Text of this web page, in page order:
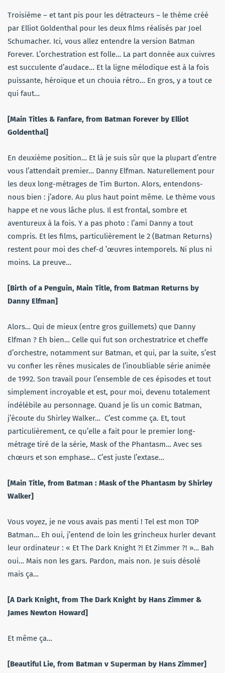
Troisième – et tant pis pour les détracteurs – le thème créé
par Elliot Goldenthal pour les deux films réalisés par Joel
Schumacher. Ici, vous allez entendre la version Batman
Forever. L’orchestration est folle… La part donnée aux cuivres
est succulente d’audace… Et la ligne mélodique est à la fois
puissante, héroïque et un chouia rétro… En gros, y a tout ce
qui faut…
[Main Titles & Fanfare, from Batman Forever by Elliot
Goldenthal]
En deuxième position… Et là je suis sûr que la plupart d’entre
vous l’attendait premier… Danny Elfman. Naturellement pour
les deux long-métrages de Tim Burton. Alors, entendons-
nous bien : j’adore. Au plus haut point même. Le thème vous
happe et ne vous lâche plus. Il est frontal, sombre et
aventureux à la fois. Y a pas photo : l’ami Danny a tout
compris. Et les films, particulièrement le 2 (Batman Returns)
restent pour moi des chef-d ’œuvres intemporels. Ni plus ni
moins. La preuve…
[Birth of a Penguin, Main Title, from Batman Returns by
Danny Elfman]
Alors… Qui de mieux (entre gros guillemets) que Danny
Elfman ? Eh bien… Celle qui fut son orchestratrice et cheffe
d’orchestre, notamment sur Batman, et qui, par la suite, s’est
vu confier les rênes musicales de l’inoubliable série animée
de 1992. Son travail pour l’ensemble de ces épisodes et tout
simplement incroyable et est, pour moi, devenu totalement
indélébile au personnage. Quand je lis un comic Batman,
j’écoute du Shirley Walker… C’est comme ça. Et, tout
particulièrement, ce qu’elle a fait pour le premier long-
métrage tiré de la série, Mask of the Phantasm… Avec ses
chœurs et son emphase… C’est juste l’extase…
[Main Title, from Batman : Mask of the Phantasm by Shirley
Walker]
Vous voyez, je ne vous avais pas menti ! Tel est mon TOP
Batman… Eh oui, j’entend de loin les grincheux hurler devant
leur ordinateur : « Et The Dark Knight ?! Et Zimmer ?! »… Bah
oui… Mais non les gars. Pardon, mais non. Je suis désolé
mais ça…
[A Dark Knight, from The Dark Knight by Hans Zimmer &
James Newton Howard]
Et même ça…
[Beautiful Lie, from Batman v Superman by Hans Zimmer]